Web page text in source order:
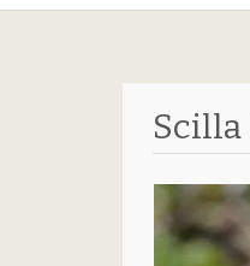
Scilla